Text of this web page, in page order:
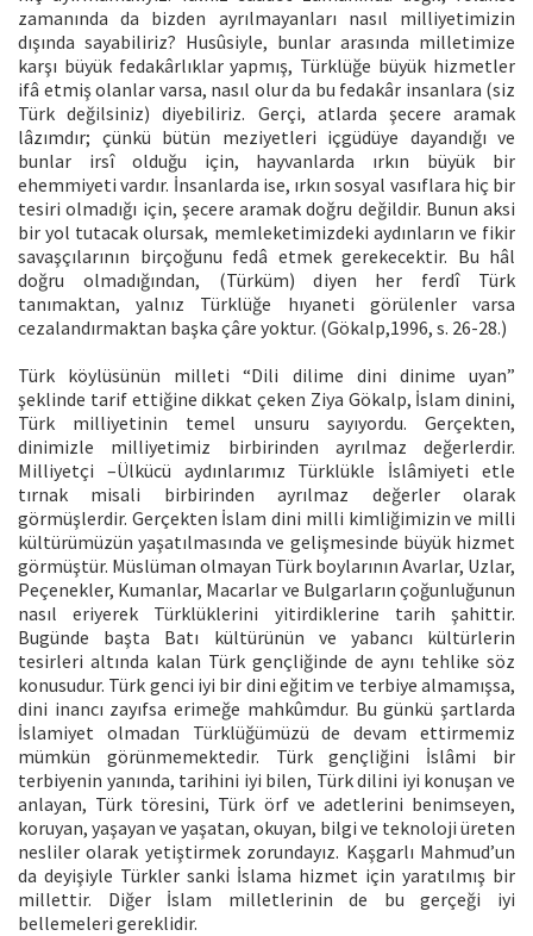
zamanında da bizden ayrılmayanları nasıl milliyetimizin
dışında sayabiliriz? Husûsiyle, bunlar arasında milletimize
karşı büyük fedakârlıklar yapmış, Türklüğe büyük hizmetler
ifâ etmiş olanlar varsa, nasıl olur da bu fedakâr insanlara (siz
Türk değilsiniz) diyebiliriz. Gerçi, atlarda şecere aramak
lâzımdır; çünkü bütün meziyetleri içgüdüye dayandığı ve
bunlar irsî olduğu için, hayvanlarda ırkın büyük bir
ehemmiyeti vardır. İnsanlarda ise, ırkın sosyal vasıflara hiç bir
tesiri olmadığı için, şecere aramak doğru değildir. Bunun aksi
bir yol tutacak olursak, memleketimizdeki aydınların ve fikir
savaşçılarının birçoğunu fedâ etmek gerekecektir. Bu hâl
doğru olmadığından, (Türküm) diyen her ferdî Türk
tanımaktan, yalnız Türklüğe hıyaneti görülenler varsa
cezalandırmaktan başka çâre yoktur. (Gökalp,1996, s. 26-28.)
Türk köylüsünün milleti “Dili dilime dini dinime uyan”
şeklinde tarif ettiğine dikkat çeken Ziya Gökalp, İslam dinini,
Türk milliyetinin temel unsuru sayıyordu. Gerçekten,
dinimizle milliyetimiz birbirinden ayrılmaz değerlerdir.
Milliyetçi –Ülkücü aydınlarımız Türklükle İslâmiyeti etle
tırnak misali birbirinden ayrılmaz değerler olarak
görmüşlerdir. Gerçekten İslam dini milli kimliğimizin ve milli
kültürümüzün yaşatılmasında ve gelişmesinde büyük hizmet
görmüştür. Müslüman olmayan Türk boylarının Avarlar, Uzlar,
Peçenekler, Kumanlar, Macarlar ve Bulgarların çoğunluğunun
nasıl eriyerek Türklüklerini yitirdiklerine tarih şahittir.
Bugünde başta Batı kültürünün ve yabancı kültürlerin
tesirleri altında kalan Türk gençliğinde de aynı tehlike söz
konusudur. Türk genci iyi bir dini eğitim ve terbiye almamışsa,
dini inancı zayıfsa erimeğe mahkûmdur. Bu günkü şartlarda
İslamiyet olmadan Türklüğümüzü de devam ettirmemiz
mümkün görünmemektedir. Türk gençliğini İslâmi bir
terbiyenin yanında, tarihini iyi bilen, Türk dilini iyi konuşan ve
anlayan, Türk töresini, Türk örf ve adetlerini benimseyen,
koruyan, yaşayan ve yaşatan, okuyan, bilgi ve teknoloji üreten
nesliler olarak yetiştirmek zorundayız. Kaşgarlı Mahmud’un
da deyişiyle Türkler sanki İslama hizmet için yaratılmış bir
millettir. Diğer İslam milletlerinin de bu gerçeği iyi
bellemeleri gereklidir.